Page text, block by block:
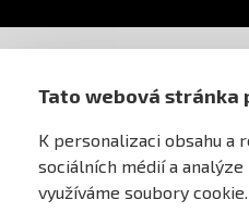
Tato webová stránka
K personalizaci obsahu a
sociálních médií a
využíváme soubory
AIRSOFT OBCHOD
PRO ZÁKAZNÍKY